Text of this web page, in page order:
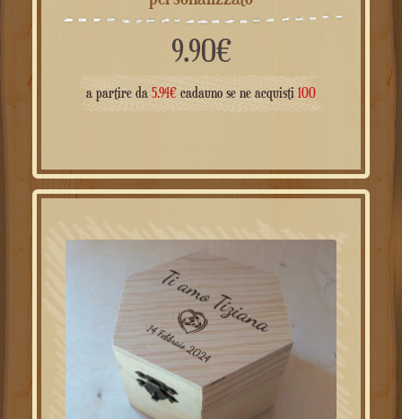
9.90€
a partire da 5.94€ cadauno se ne acquisti 100